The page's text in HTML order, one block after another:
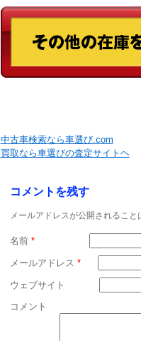
中古車検索なら車選び.com
買取なら車選びの査定サイトヘ
コメントを残す
メールアドレスが公開されること
名前 *
メールアドレス *
ウェブサイト
コメント